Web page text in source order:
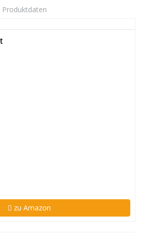
Produktdaten
zu Amazon